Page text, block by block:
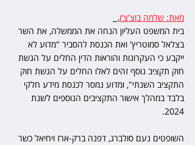
מאת: שלמה בוצ'צ'ו,
בית המשפט העליון הנחה את הממשלה, את השר
בצלאל סמוטריץ' ואת הכנסת להסביר "מדוע לא
ייקבע כי העקרונות והוראות הדין החלים על הגשת
חוק תקציב נוסף זהים לאלו החלים על הגשת חוק
התקציב השנתי", ומדוע נמסר לכנסת מידע חלקי
בלבד במהלך אישור התקציבים הנוספים לשנת
2024.
השופטים נעם סולברג, דפנה ברק-ארז ויחיאל כשר